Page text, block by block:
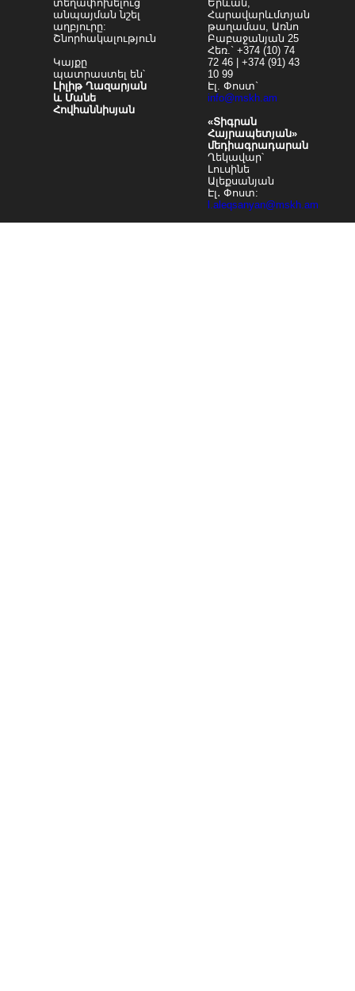
տեղափոխելուց
անպայման նշել
աղբյուրը:
Շնորհակալություն
Կայքը
պատրաստել են՝
Լիլիթ Ղազարյան
և Մանե
Հովհաննիսյան
Երևան,
Հարավարևմտյան
թաղամաս, Առնո
Բաբաջանյան 25
Հեռ.` +374 (10) 74
72 46 | +374 (91) 43
10 99
Էլ. Փոստ`
info@mskh.am
«Տիգրան
Հայրապետյան»
մեդիագրադարան
Ղեկավար՝
Լուսինե
Ալեքսանյան
Էլ․ Փոստ:
l.aleqsanyan@mskh.am